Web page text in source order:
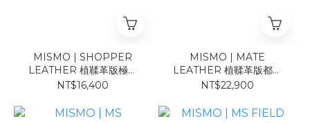
MISMO | SHOPPER
LEATHER 植鞣革版極簡
托特包_棕、黑
NT$16,400
MISMO | MATE
LEATHER 植鞣革版都會
托特包_黑、棕
NT$22,900